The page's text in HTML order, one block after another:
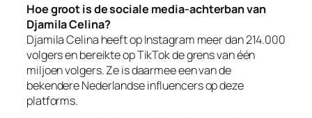
Hoe groot is de sociale media-achterban van
Djamila Celina?
Djamila Celina heeft op Instagram meer dan 214.000
volgers en bereikte op TikTok de grens van één
miljoen volgers. Ze is daarmee een van de
bekendere Nederlandse influencers op deze
platforms.